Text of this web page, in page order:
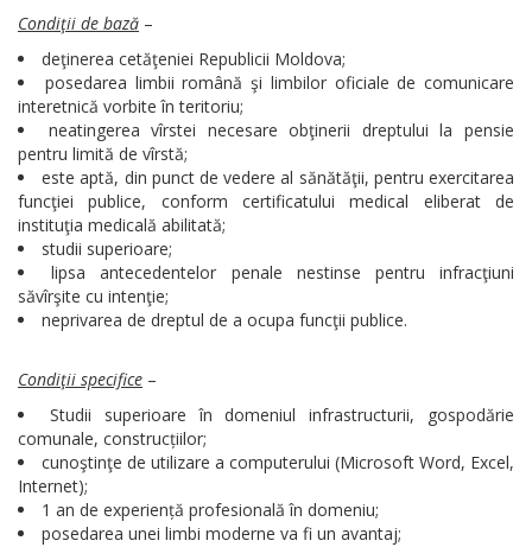
Condiţii de bază –
deţinerea cetăţeniei Republicii Moldova;
posedarea limbii română şi limbilor oficiale de comunicare
interetnică vorbite în teritoriu;
neatingerea vîrstei necesare obţinerii dreptului la pensie
pentru limită de vîrstă;
este aptă, din punct de vedere al sănătăţii, pentru exercitarea
funcţiei publice, conform certificatului medical eliberat de
instituţia medicală abilitată;
studii superioare;
lipsa antecedentelor penale nestinse pentru infracţiuni
săvîrşite cu intenţie;
neprivarea de dreptul de a ocupa funcţii publice.
Condiţii specifice –
Studii superioare în domeniul infrastructurii, gospodărie
comunale, construcțiilor;
cunoştinţe de utilizare a computerului (Microsoft Word, Excel,
Internet);
1 an de experiență profesională în domeniu;
posedarea unei limbi moderne va fi un avantaj;